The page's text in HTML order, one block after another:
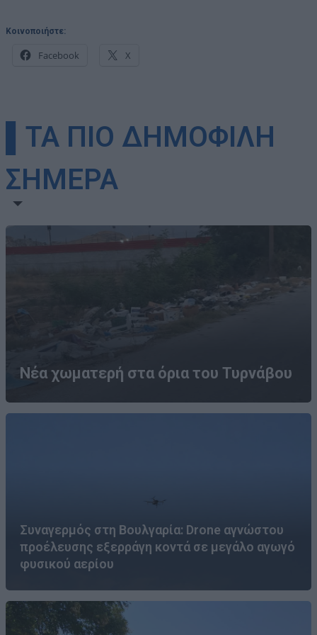
Κοινοποιήστε:
Facebook X
▌ΤΑ ΠΙΟ ΔΗΜΟΦΙΛΗ
ΣΗΜΕΡΑ
Νέα χωματερή στα όρια του Τυρνάβου
Συναγερμός στη Βουλγαρία: Drone αγνώστου
προέλευσης εξερράγη κοντά σε μεγάλο αγωγό
φυσικού αερίου